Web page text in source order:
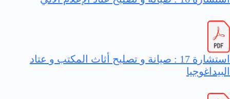
استشارة 17 : صيانة و تصليح أثاث المكتب و عتاد
البيداغوجيا